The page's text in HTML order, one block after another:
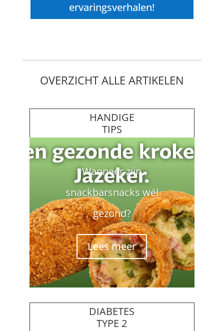
ervaringsverhalen!
OVERZICHT ALLE ARTIKELEN
HANDIGE
TIPS
Wanneer zijn
snackbarsnacks wél
gezond?
Lees meer
DIABETES
TYPE 2